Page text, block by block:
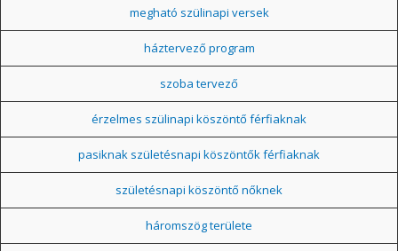
megható szülinapi versek
háztervező program
szoba tervező
érzelmes szülinapi köszöntő férfiaknak
pasiknak születésnapi köszöntők férfiaknak
születésnapi köszöntő nőknek
háromszög területe